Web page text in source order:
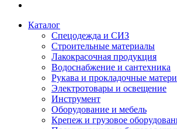
Каталог
Спецодежда и СИЗ
Строительные материалы
Лакокрасочная продукция
Водоснабжение и сантехника
Рукава и прокладочные
Электротовары и освещение
Инструмент
Оборудование и мебель
Крепеж и грузовое